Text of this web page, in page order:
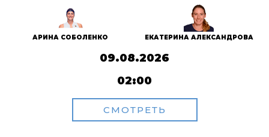
АРИНА СОБОЛЕНКО ЕКАТЕРИНА АЛЕКСАНДРОВА
09.08.2026
02:00
СМОТРЕТЬ